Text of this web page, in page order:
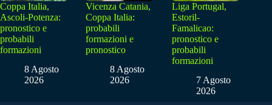
Coppa Italia,
Ascoli-Potenza:
pronostico e
probabili
formazioni
8 Agosto
2026
Vicenza Catania,
Coppa Italia:
probabili
formazioni e
pronostico
8 Agosto
2026
Liga Portugal,
Estoril-
Famalicao:
pronostico e
probabili
formazioni
7 Agosto
2026